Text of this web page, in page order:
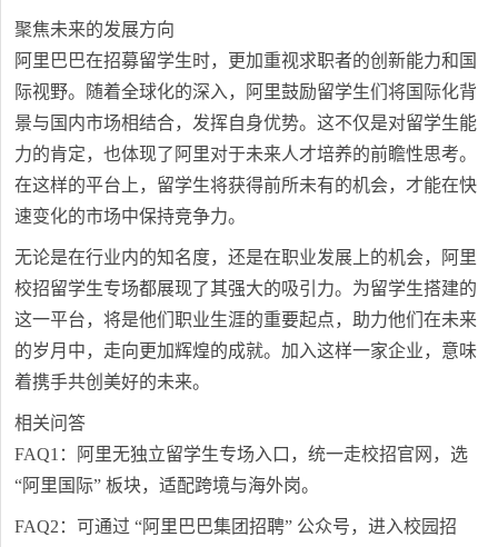
聚焦未来的发展方向
阿里巴巴在招募留学生时，更加重视求职者的创新能力和国
际视野。随着全球化的深入，阿里鼓励留学生们将国际化背
景与国内市场相结合，发挥自身优势。这不仅是对留学生能
力的肯定，也体现了阿里对于未来人才培养的前瞻性思考。
在这样的平台上，留学生将获得前所未有的机会，才能在快
速变化的市场中保持竞争力。
无论是在行业内的知名度，还是在职业发展上的机会，阿里
校招留学生专场都展现了其强大的吸引力。为留学生搭建的
这一平台，将是他们职业生涯的重要起点，助力他们在未来
的岁月中，走向更加辉煌的成就。加入这样一家企业，意味
着携手共创美好的未来。
相关问答
FAQ1：阿里无独立留学生专场入口，统一走校招官网，选
“阿里国际” 板块，适配跨境与海外岗。
FAQ2：可通过 “阿里巴巴集团招聘” 公众号，进入校园招